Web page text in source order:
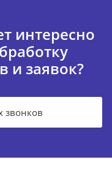
интересно
и заявок?
звонков